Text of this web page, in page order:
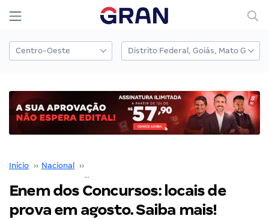
Início ›› Nacional ››
Enem dos Concursos: locais de
prova em agosto. Saiba mais!